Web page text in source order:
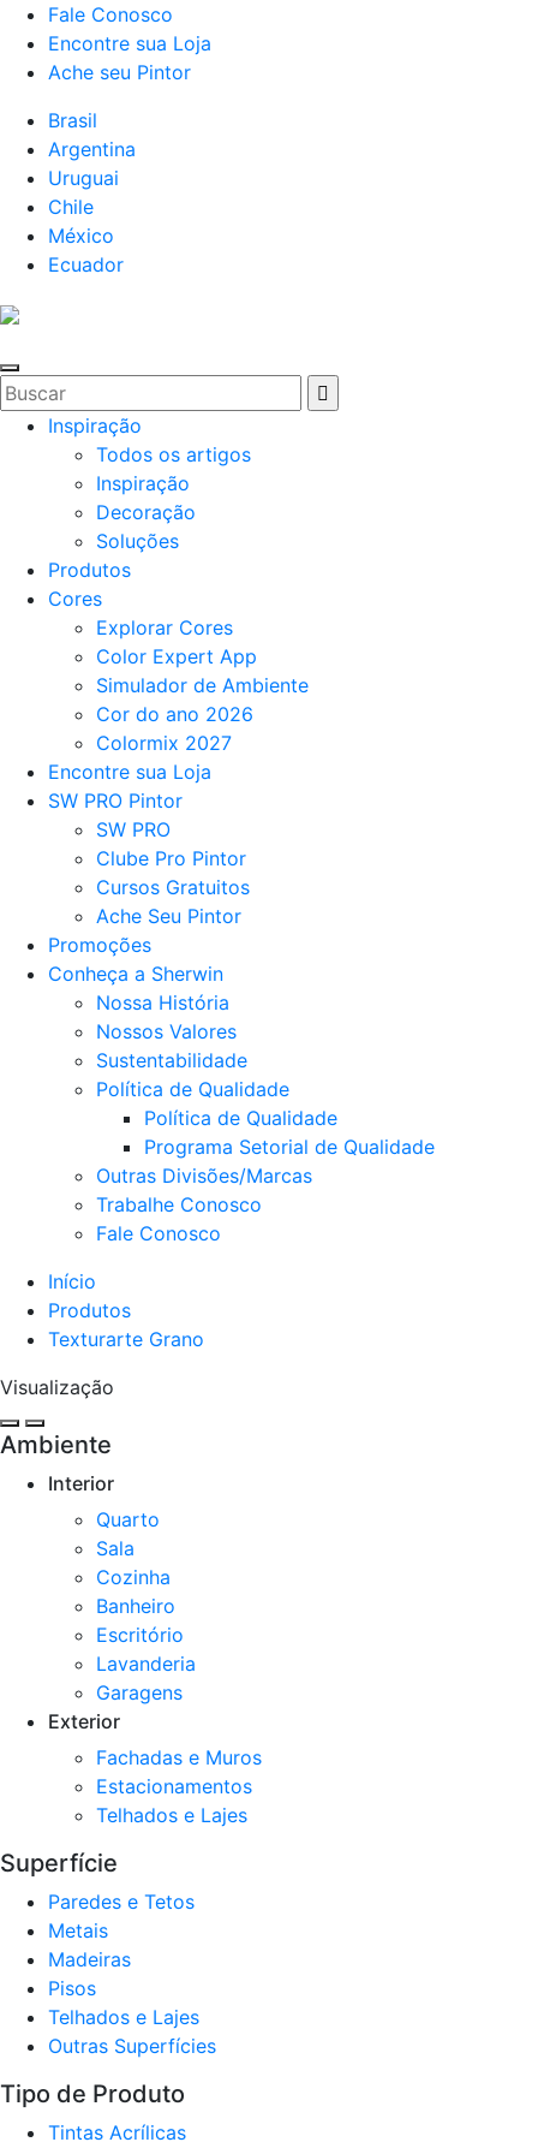
Fale Conosco
Encontre sua Loja
Ache seu Pintor
Brasil
Argentina
Uruguai
Chile
México
Ecuador
Inspiração
Todos os artigos
Inspiração
Decoração
Soluções
Produtos
Cores
Explorar Cores
Color Expert App
Simulador de Ambiente
Cor do ano 2026
Colormix 2027
Encontre sua Loja
SW PRO Pintor
SW PRO
Clube Pro Pintor
Cursos Gratuitos
Ache Seu Pintor
Promoções
Conheça a Sherwin
Nossa História
Nossos Valores
Sustentabilidade
Política de Qualidade
Política de Qualidade
Programa Setorial de Qualidade
Outras Divisões/Marcas
Trabalhe Conosco
Fale Conosco
Início
Produtos
Texturarte Grano
Visualização
Ambiente
Interior
Quarto
Sala
Cozinha​
Banheiro
Escritório
Lavanderia
Garagens
Exterior
Fachadas e Muros
Estacionamentos
Telhados e Lajes
Superfície
Paredes e Tetos
Metais
Madeiras
Pisos
Telhados e Lajes
Outras Superfícies
Tipo de Produto
Tintas Acrílicas